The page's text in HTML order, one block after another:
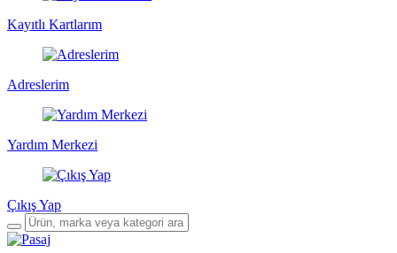
Kayıtlı Kartlarım
Adreslerim
Yardım Merkezi
Çıkış Yap